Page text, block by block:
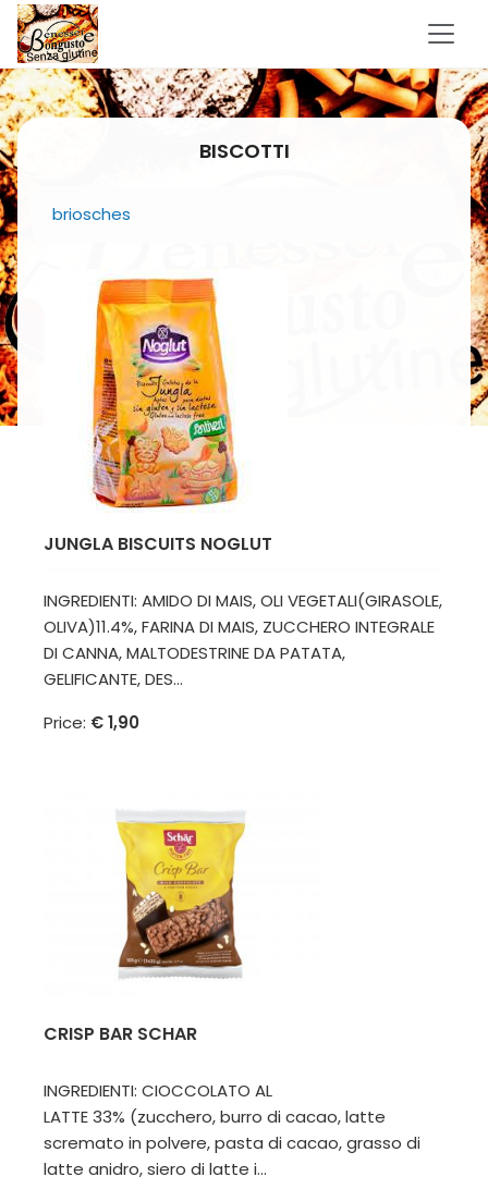
BISCOTTI
briosches
JUNGLA BISCUITS NOGLUT
INGREDIENTI: AMIDO DI MAIS, OLI VEGETALI(GIRASOLE,
OLIVA)11.4%, FARINA DI MAIS, ZUCCHERO INTEGRALE
DI CANNA, MALTODESTRINE DA PATATA,
GELIFICANTE, DES...
Price: € 1,90
CRISP BAR SCHAR
INGREDIENTI: CIOCCOLATO AL
LATTE 33% (zucchero, burro di cacao, latte
scremato in polvere, pasta di cacao, grasso di
latte anidro, siero di latte i...